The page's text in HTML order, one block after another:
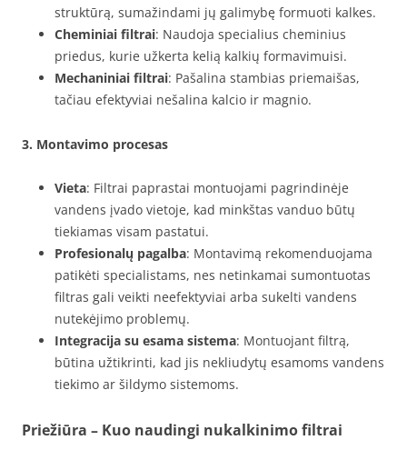
struktūrą, sumažindami jų galimybę formuoti kalkes.
Cheminiai filtrai: Naudoja specialius cheminius
priedus, kurie užkerta kelią kalkių formavimuisi.
Mechaniniai filtrai: Pašalina stambias priemaišas,
tačiau efektyviai nešalina kalcio ir magnio.
3. Montavimo procesas
Vieta: Filtrai paprastai montuojami pagrindinėje
vandens įvado vietoje, kad minkštas vanduo būtų
tiekiamas visam pastatui.
Profesionalų pagalba: Montavimą rekomenduojama
patikėti specialistams, nes netinkamai sumontuotas
filtras gali veikti neefektyviai arba sukelti vandens
nutekėjimo problemų.
Integracija su esama sistema: Montuojant filtrą,
būtina užtikrinti, kad jis nekliudytų esamoms vandens
tiekimo ar šildymo sistemoms.
Priežiūra – Kuo naudingi nukalkinimo filtrai